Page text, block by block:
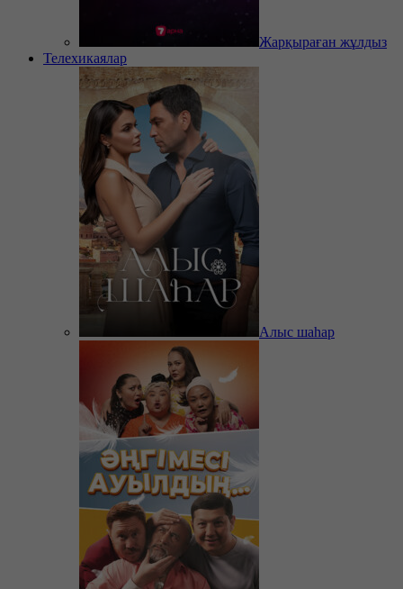
Жарқыраған жұлдыз
Телехикаялар
Алыс шаһар